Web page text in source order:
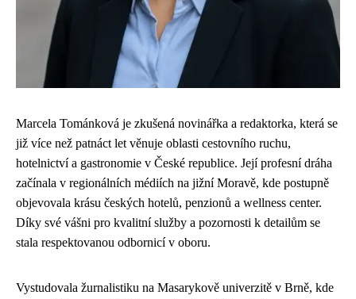
Marcela Tománková je zkušená novinářka a redaktorka, která se
již více než patnáct let věnuje oblasti cestovního ruchu,
hotelnictví a gastronomie v České republice. Její profesní dráha
začínala v regionálních médiích na jižní Moravě, kde postupně
objevovala krásu českých hotelů, penzionů a wellness center.
Díky své vášni pro kvalitní služby a pozornosti k detailům se
stala respektovanou odbornicí v oboru.
Vystudovala žurnalistiku na Masarykově univerzitě v Brně, kde